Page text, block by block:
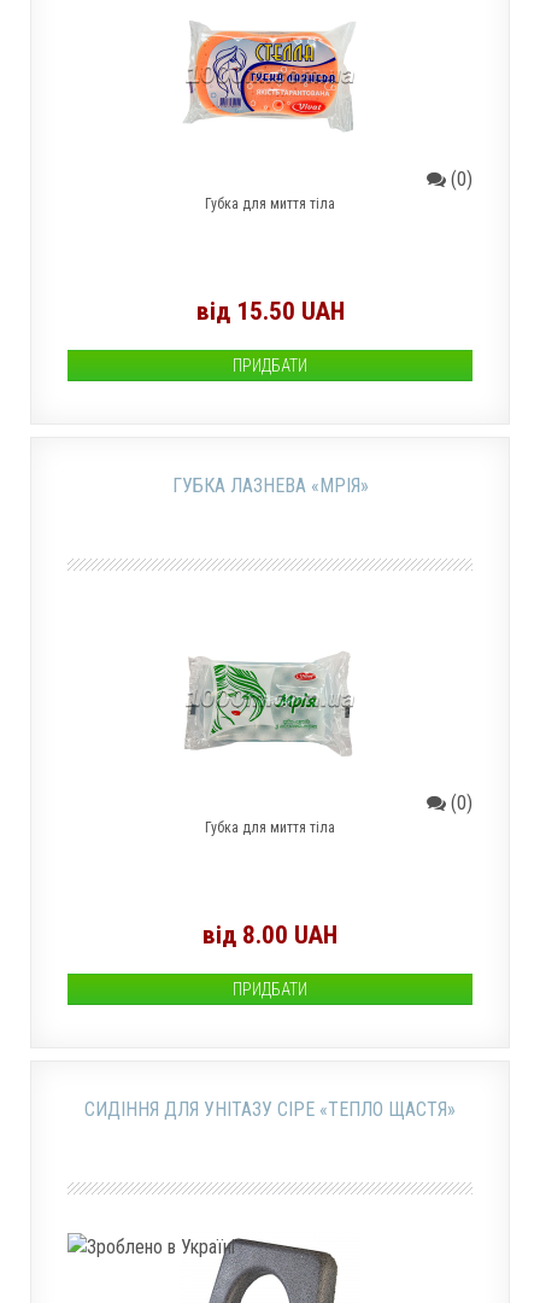
(0)
Губка для миття тіла
від 15.50 UAH
ПРИДБАТИ
ГУБКА ЛАЗНЕВА «МРІЯ»
(0)
Губка для миття тіла
від 8.00 UAH
ПРИДБАТИ
СИДІННЯ ДЛЯ УНІТАЗУ СІРЕ «ТЕПЛО ЩАСТЯ»